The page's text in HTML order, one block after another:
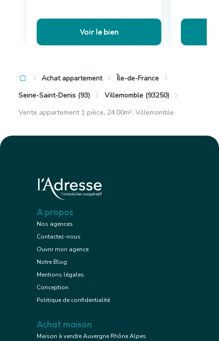
Voir le bien
Achat appartement
Île-de-France
Seine-Saint-Denis (93)
Villemomble (93250)
Vente appartement 1 pièce, 24.00m², Villemomble
A propos
Nos agences
Contactez-nous
Ouvrir mon agence
Notre Blog
Mentions légales
Conception
Politique de confidentialité
Achat maison
Maison à vendre Auvergne Rhône Alpes